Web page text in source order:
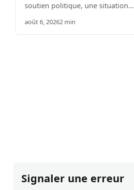
soutien politique, une situation…
août 6, 20262 min
Signaler une erreur